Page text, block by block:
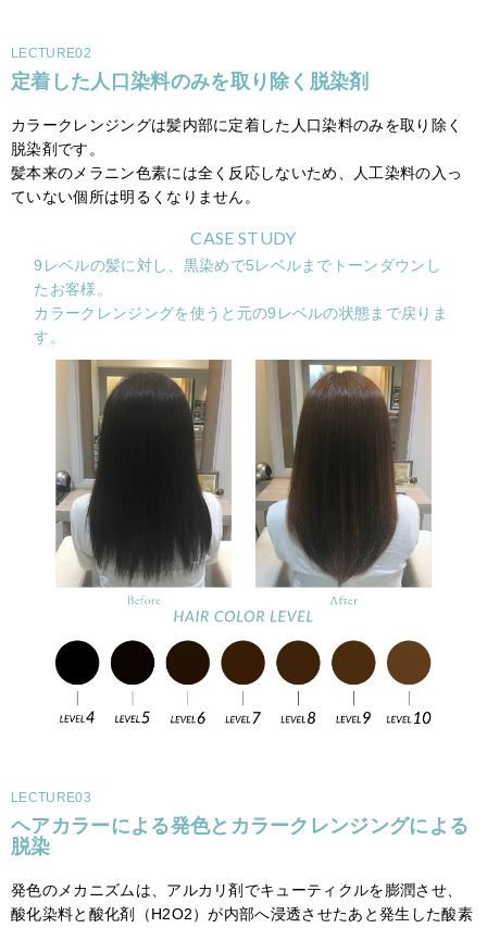
LECTURE02
定着した人口染料のみを取り除く脱染剤
カラークレンジングは髪内部に定着した人口染料のみを取り除く
脱染剤です。
髪本来のメラニン色素には全く反応しないため、人工染料の入っ
ていない個所は明るくなりません。
CASE STUDY
9レベルの髪に対し、黒染めで5レベルまでトーンダウンし
たお客様。
カラークレンジングを使うと元の9レベルの状態まで戻りま
す。
LECTURE03
ヘアカラーによる発色とカラークレンジングによる
脱染
発色のメカニズムは、アルカリ剤でキューティクルを膨潤させ、
酸化染料と酸化剤（H2O2）が内部へ浸透させたあと発生した酸素